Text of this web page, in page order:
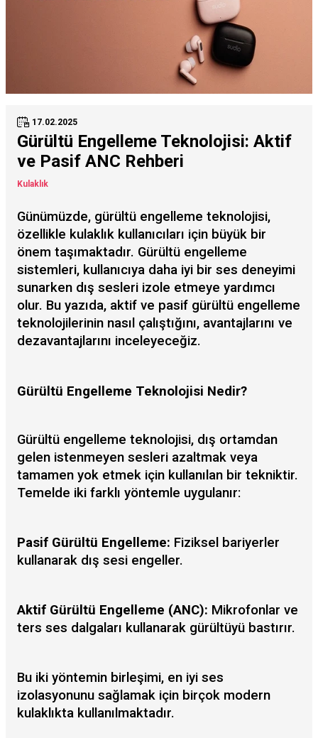
17.02.2025
Gürültü Engelleme Teknolojisi: Aktif
ve Pasif ANC Rehberi
Kulaklık
Günümüzde, gürültü engelleme teknolojisi,
özellikle kulaklık kullanıcıları için büyük bir
önem taşımaktadır. Gürültü engelleme
sistemleri, kullanıcıya daha iyi bir ses deneyimi
sunarken dış sesleri izole etmeye yardımcı
olur. Bu yazıda, aktif ve pasif gürültü engelleme
teknolojilerinin nasıl çalıştığını, avantajlarını ve
dezavantajlarını inceleyeceğiz.
Gürültü Engelleme Teknolojisi Nedir?
Gürültü engelleme teknolojisi, dış ortamdan
gelen istenmeyen sesleri azaltmak veya
tamamen yok etmek için kullanılan bir tekniktir.
Temelde iki farklı yöntemle uygulanır:
Pasif Gürültü Engelleme: Fiziksel bariyerler
kullanarak dış sesi engeller.
Aktif Gürültü Engelleme (ANC): Mikrofonlar ve
ters ses dalgaları kullanarak gürültüyü bastırır.
Bu iki yöntemin birleşimi, en iyi ses
izolasyonunu sağlamak için birçok modern
kulaklıkta kullanılmaktadır.